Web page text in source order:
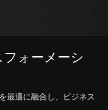
ォーメーシ
最適に融合し、ビジネス